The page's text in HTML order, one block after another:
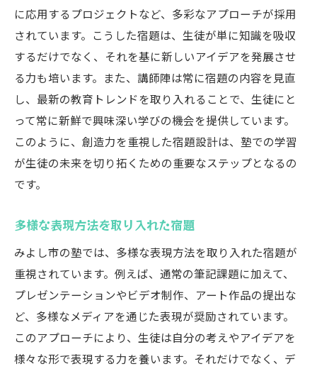
に応用するプロジェクトなど、多彩なアプローチが採用
されています。こうした宿題は、生徒が単に知識を吸収
するだけでなく、それを基に新しいアイデアを発展させ
る力も培います。また、講師陣は常に宿題の内容を見直
し、最新の教育トレンドを取り入れることで、生徒にと
って常に新鮮で興味深い学びの機会を提供しています。
このように、創造力を重視した宿題設計は、塾での学習
が生徒の未来を切り拓くための重要なステップとなるの
です。
多様な表現方法を取り入れた宿題
みよし市の塾では、多様な表現方法を取り入れた宿題が
重視されています。例えば、通常の筆記課題に加えて、
プレゼンテーションやビデオ制作、アート作品の提出な
ど、多様なメディアを通じた表現が奨励されています。
このアプローチにより、生徒は自分の考えやアイデアを
様々な形で表現する力を養います。それだけでなく、デ